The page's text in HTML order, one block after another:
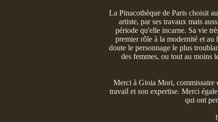
La Pinacothèque de Paris choisit
artiste, par ses travaux mais
période qu'elle incarne. Sa vie
premier rôle à la modernité et au
doute le personnage le plus
des femmes, ou tout au moins
Merci à Gioia Mori, commissaire
travail et son expertise. Merci
qui ont